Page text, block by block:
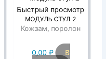
Быстрый просмотр
МОДУЛЬ СТУЛ 2
Кожзам, поролон
0,00 ₽
В